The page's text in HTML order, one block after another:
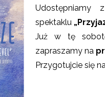
Udostępniamy
spektaklu
Już w tę
zapraszamy na
Przygotujcie się